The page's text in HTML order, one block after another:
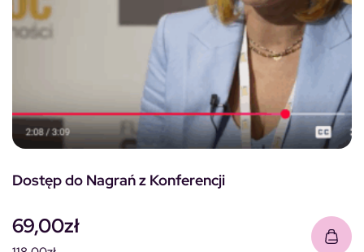
Dostęp do Nagrań z Konferencji
69,00zł